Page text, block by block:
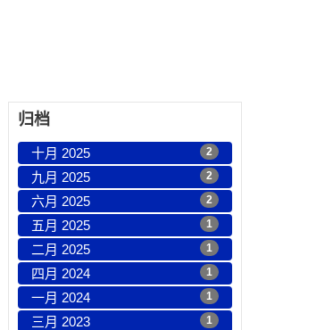
归档
十月 2025 2
九月 2025 2
六月 2025 2
五月 2025 1
二月 2025 1
四月 2024 1
一月 2024 1
三月 2023 1